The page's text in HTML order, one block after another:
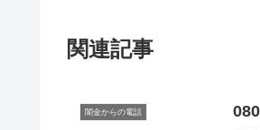
関連記事
闇金からの電話